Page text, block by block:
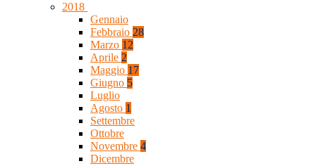
2018
Gennaio
Febbraio 28
Marzo 12
Aprile 2
Maggio 17
Giugno 5
Luglio
Agosto 1
Settembre
Ottobre
Novembre 4
Dicembre